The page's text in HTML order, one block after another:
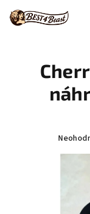
obsah